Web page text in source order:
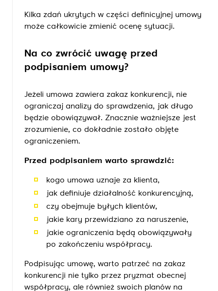
Kilka zdań ukrytych w części definicyjnej umowy
może całkowicie zmienić ocenę sytuacji.
Na co zwrócić uwagę przed
podpisaniem umowy?
Jeżeli umowa zawiera zakaz konkurencji, nie
ograniczaj analizy do sprawdzenia, jak długo
będzie obowiązywał. Znacznie ważniejsze jest
zrozumienie, co dokładnie zostało objęte
ograniczeniem.
Przed podpisaniem warto sprawdzić:
kogo umowa uznaje za klienta,
jak definiuje działalność konkurencyjną,
czy obejmuje byłych klientów,
jakie kary przewidziano za naruszenie,
jakie ograniczenia będą obowiązywały
po zakończeniu współpracy.
Podpisując umowę, warto patrzeć na zakaz
konkurencji nie tylko przez pryzmat obecnej
współpracy, ale również swoich planów na